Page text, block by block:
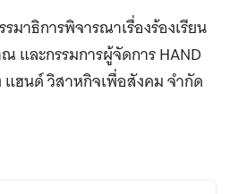
มาธิการพิจารณาเรื่องร้องเรียน
และกรรมการผู้จัดการ HAND
ฮนด์ วิสาหกิจเพื่อสังคม จำกัด